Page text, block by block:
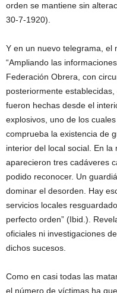
orden se mantiene sin
30-7-1920).
Y en un nuevo telegrama, el
“Ampliando las
Federación Obrera, con
posteriormente
fueron hechas desde el
explosivos, uno de los
comprueba la existencia de
interior del local social. En
aparecieron tres cadáveres
podido reconocer. Un
dominar el desorden. Hay
servicios locales
perfecto orden” (Ibid.).
oficiales ni investigaciones
dichos sucesos.
Como en casi todas las
el número de víctimas ha